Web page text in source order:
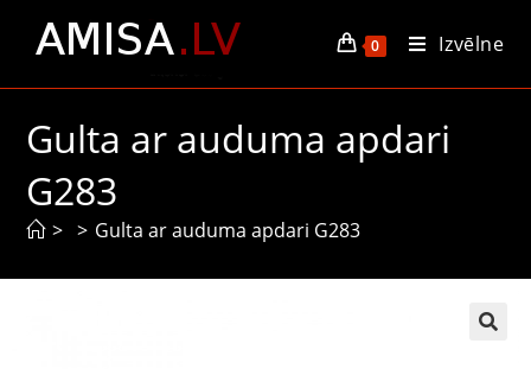
0 Izvēlne
Gulta ar auduma apdari
G283
> > Gulta ar auduma apdari G283